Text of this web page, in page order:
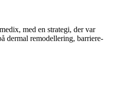
med en strategi, der var
dermal remodellering, barriere-